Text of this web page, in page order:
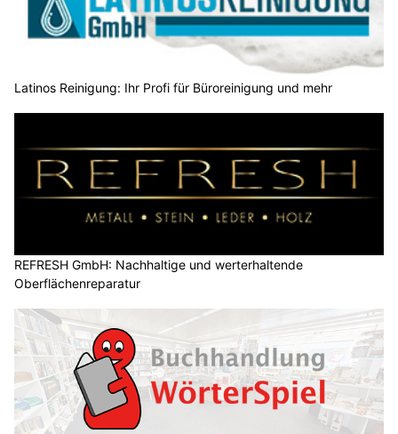
Latinos Reinigung: Ihr Profi für Büroreinigung und mehr
REFRESH GmbH: Nachhaltige und werterhaltende
Oberflächenreparatur